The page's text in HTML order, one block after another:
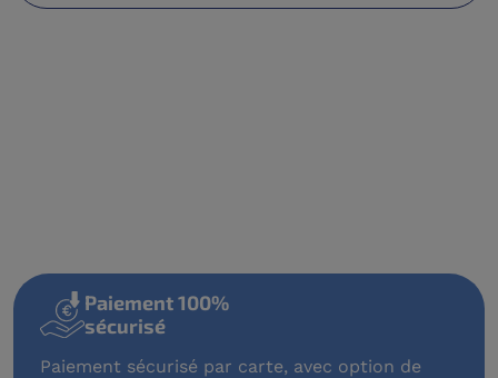
Paiement 100%
sécurisé
Paiement sécurisé par carte, avec option de